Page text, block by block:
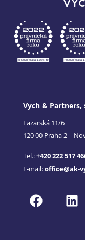
Vych &
Lazarská 11/6
120 00 Praha 2 –
Tel.:+420 222 517
E-mail:office@ak-